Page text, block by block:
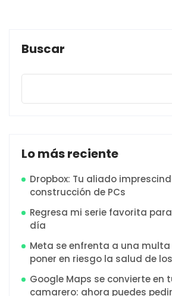
Buscar
Lo más reciente
Dropbox: Tu aliado
construcción de PCs
Regresa mi serie favorita
día
Meta se enfrenta a una
poner en riesgo la salud de
Google Maps se convierte en
camarero: ahora puedes